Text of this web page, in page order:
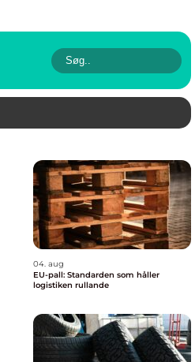
04. aug
EU-pall: Standarden som håller
logistiken rullande